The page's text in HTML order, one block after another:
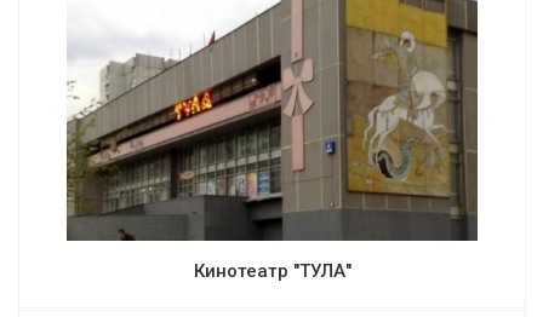
Кинотеатр "ТУЛА"